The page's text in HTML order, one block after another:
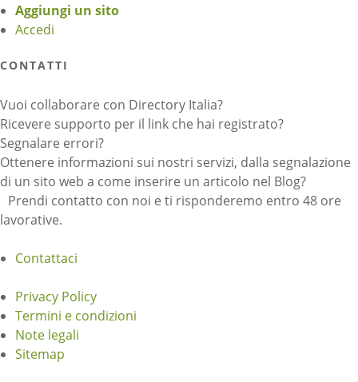
Aggiungi un sito
Accedi
CONTATTI
Vuoi collaborare con Directory Italia?
Ricevere supporto per il link che hai registrato?
Segnalare errori?
Ottenere informazioni sui nostri servizi, dalla segnalazione
di un sito web a come inserire un articolo nel Blog?
Prendi contatto con noi e ti risponderemo entro 48 ore
lavorative.
Contattaci
Privacy Policy
Termini e condizioni
Note legali
Sitemap